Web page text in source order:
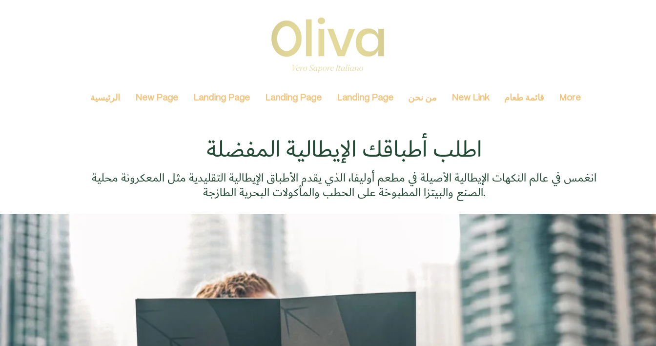
الرئيسية New Page Landing Page Landing Page Landing Page من نحن New Link قائمة طعام More
اطلب أطباقك الإيطالية المفضلة
انغمس في عالم النكهات الإيطالية الأصيلة في مطعم أوليفا، الذي يقدم الأطباق الإيطالية التقليدية مثل المعكرونة محلية
الصنع والبيتزا المطبوخة على الحطب والمأكولات البحرية الطازجة.